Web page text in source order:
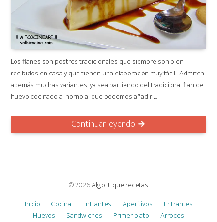
Los flanes son postres tradicionales que siempre son bien
recibidos en casa y que tienen una elaboración muy fácil. Admiten
además muchas variantes, ya sea partiendo del tradicional flan de
huevo cocinado al horno al que podemos añadir …
Continuar leyendo
© 2026Algo + que recetas
Inicio
Cocina Entrantes Aperitivos
Entrantes
Huevos
Sandwiches Primer plato
Arroces